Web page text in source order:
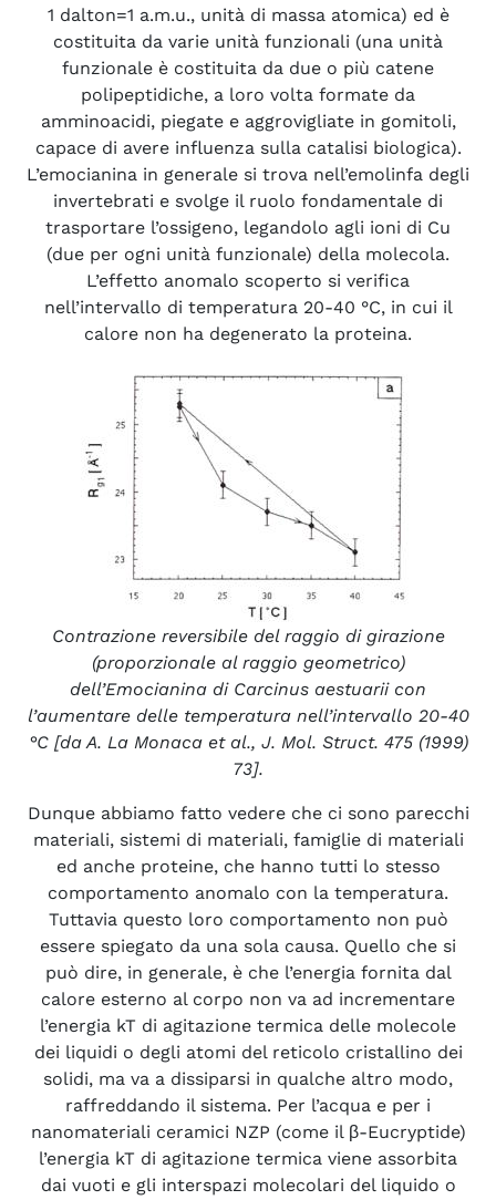
1 dalton=1 a.m.u., unità di massa atomica) ed è
costituita da varie unità funzionali (una unità
funzionale è costituita da due o più catene
polipeptidiche, a loro volta formate da
amminoacidi, piegate e aggrovigliate in gomitoli,
capace di avere influenza sulla catalisi biologica).
L’emocianina in generale si trova nell’emolinfa degli
invertebrati e svolge il ruolo fondamentale di
trasportare l’ossigeno, legandolo agli ioni di Cu
(due per ogni unità funzionale) della molecola.
L’effetto anomalo scoperto si verifica
nell’intervallo di temperatura 20-40 °C, in cui il
calore non ha degenerato la proteina.
Contrazione reversibile del raggio di girazione
(proporzionale al raggio geometrico)
dell’Emocianina di Carcinus aestuarii con
l’aumentare delle temperatura nell’intervallo 20-40
°C [da A. La Monaca et al., J. Mol. Struct. 475 (1999)
73].
Dunque abbiamo fatto vedere che ci sono parecchi
materiali, sistemi di materiali, famiglie di materiali
ed anche proteine, che hanno tutti lo stesso
comportamento anomalo con la temperatura.
Tuttavia questo loro comportamento non può
essere spiegato da una sola causa. Quello che si
può dire, in generale, è che l’energia fornita dal
calore esterno al corpo non va ad incrementare
l’energia kT di agitazione termica delle molecole
dei liquidi o degli atomi del reticolo cristallino dei
solidi, ma va a dissiparsi in qualche altro modo,
raffreddando il sistema. Per l’acqua e per i
nanomateriali ceramici NZP (come il β-Eucryptide)
l’energia kT di agitazione termica viene assorbita
dai vuoti e gli interspazi molecolari del liquido o